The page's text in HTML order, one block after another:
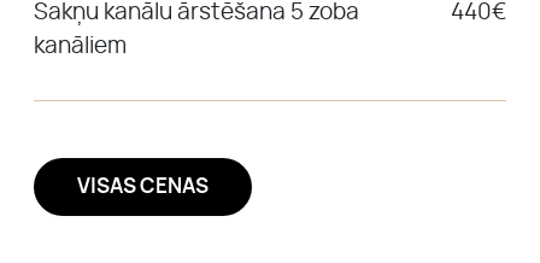
Sakņu kanālu ārstēšana 5 zoba
kanāliem
440€
VISAS CENAS